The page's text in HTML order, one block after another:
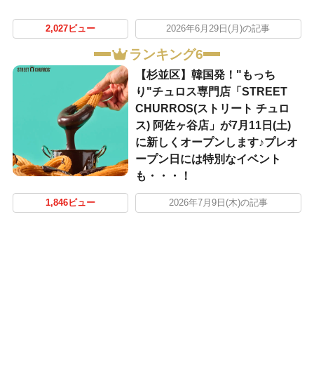
2,027ビュー 2026年6月29日(月)の記事
ランキング6
【杉並区】韓国発！"もっち
り"チュロス専門店「STREET
CHURROS(ストリート チュロ
ス) 阿佐ヶ谷店」が7月11日(土)
に新しくオープンします♪プレオ
ープン日には特別なイベント
も・・・！
1,846ビュー 2026年7月9日(木)の記事